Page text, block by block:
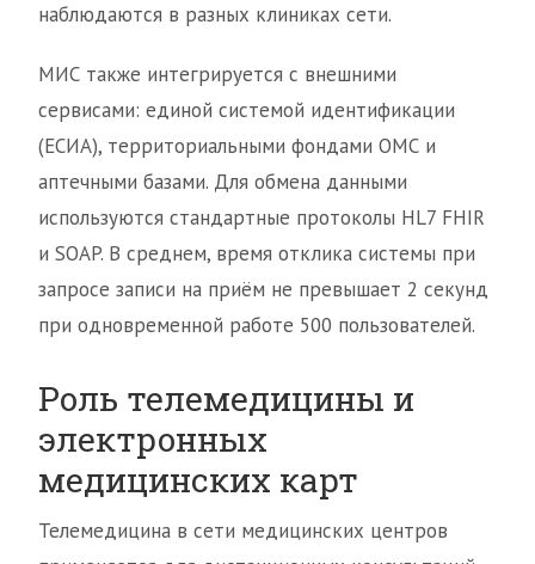
наблюдаются в разных клиниках сети.
МИС также интегрируется с внешними
сервисами: единой системой идентификации
(ЕСИА), территориальными фондами ОМС и
аптечными базами. Для обмена данными
используются стандартные протоколы HL7 FHIR
и SOAP. В среднем, время отклика системы при
запросе записи на приём не превышает 2 секунд
при одновременной работе 500 пользователей.
Роль телемедицины и
электронных
медицинских карт
Телемедицина в сети медицинских центров